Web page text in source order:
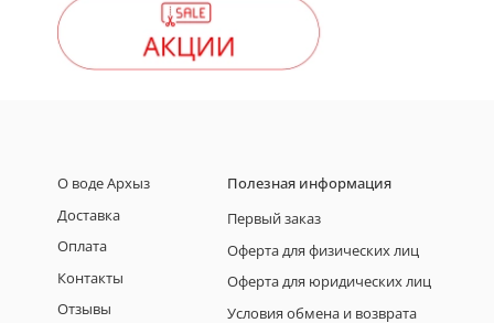
О воде Архыз
Доставка
Оплата
Контакты
Отзывы
Полезная информация
Первый заказ
Оферта для физических лиц
Оферта для юридических лиц
Условия обмена и возврата